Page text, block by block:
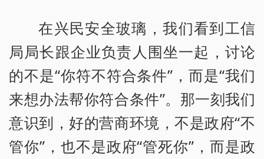
在兴民安全玻璃，我们看到工信
局局长跟企业负责人围坐一起，讨论
的不是“你符不符合条件”，而是“我们
来想办法帮你符合条件”。那一刻我们
意识到，好的营商环境，不是政府“不
管你”，也不是政府“管死你”，而是政